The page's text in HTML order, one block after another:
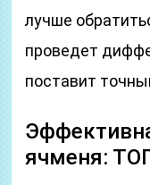
лучше
проведет
поставит
ячменя: